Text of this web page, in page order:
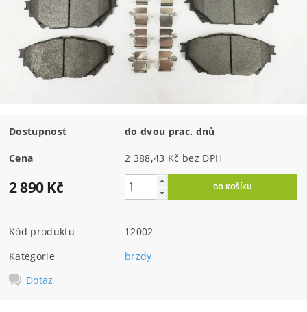
Dostupnost do dvou prac. dnů
Cena 2 388,43 Kč bez DPH
2 890 Kč
Kód produktu
12002
Kategorie
brzdy
Dotaz